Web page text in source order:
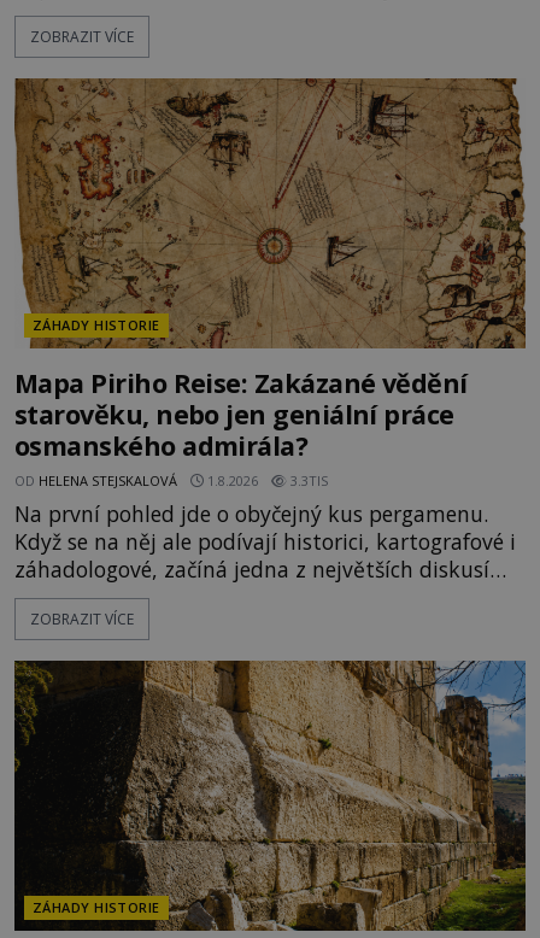
hrubou silou. Podle staré německé legendy vypustí
obyvatelé za hradby dobře živeného králíka, aby
dost. Čas pracuje pro obléhatele. Ve městě ubývají
zásoby a každý den znamená další porci strádá
ZOBRAZIT VÍCE
ZÁHADY HISTORIE
Mapa Piriho Reise: Zakázané vědění
starověku, nebo jen geniální práce
osmanského admirála?
OD HELENA STEJSKALOVÁ 1.8.2026 3.3TIS
Na první pohled jde o obyčejný kus pergamenu.
Když se na něj ale podívají historici, kartografové i
záhadologové, začíná jedna z největších diskusí
moderní historie. Osmanský admirál Piri Reis roku
1513 kreslí mapu světa, která překvapuje
ní vidí důkaz ztracené civilizace nebo dokonce
znalost Antarktidy dávno před jejím objevením.
Jiní tvrdí,
ZOBRAZIT VÍCE
ZÁHADY HISTORIE